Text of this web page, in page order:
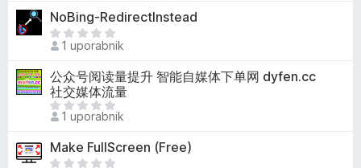
e
n
e
n
j
e
n
o
e
n
n
o
z
o
d
NoBing-RedirectInstead
Š
e
n
i
o
c
n
1 uporabnik
公众号阅读量提升 智能自媒体下单网 dyfen.cc
社交媒体流量
Š
e
n
1 uporabnik
Make FullScreen (Free)
Š